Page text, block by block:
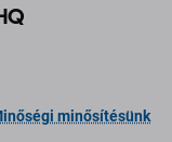
minősítésünk